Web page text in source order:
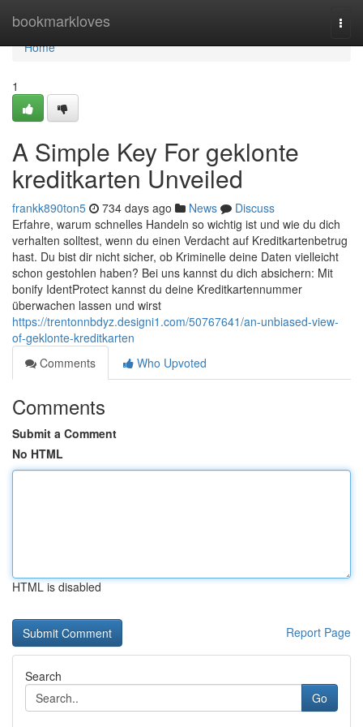
bookmarkloves
Home
Home
1
A Simple Key For geklonte
kreditkarten Unveiled
frankk890ton5 734 days ago News
Discuss
Erfahre, warum schnelles Handeln so wichtig ist und wie du dich
verhalten solltest, wenn du einen Verdacht auf Kreditkartenbetrug
hast. Du bist dir nicht sicher, ob Kriminelle deine Daten vielleicht
schon gestohlen haben? Bei uns kannst du dich absichern: Mit
bonify IdentProtect kannst du deine Kreditkartennummer
überwachen lassen und wirst
https://trentonnbdyz.designi1.com/50767641/an-unbiased-view-
of-geklonte-kreditkarten
Comments
Who Upvoted
Comments
Submit a Comment
No HTML
HTML is disabled
Report Page
Search
Go